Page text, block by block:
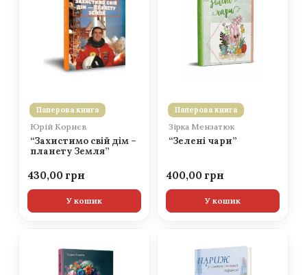
Паперова книга
Юрій Корнєв
“Захистимо свій дім –
планету Земля”
430,00
У кошик
Паперова книга
Зірка Мензатюк
“Зелені чари”
400,00
У кошик